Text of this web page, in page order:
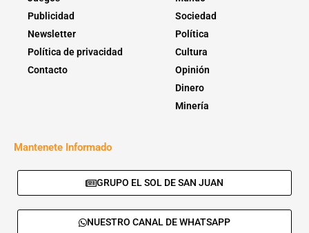
Publicidad
Newsletter
Política de privacidad
Contacto
Sociedad
Política
Cultura
Opinión
Dinero
Minería
Mantenete Informado
GRUPO EL SOL DE SAN JUAN
NUESTRO CANAL DE WHATSAPP